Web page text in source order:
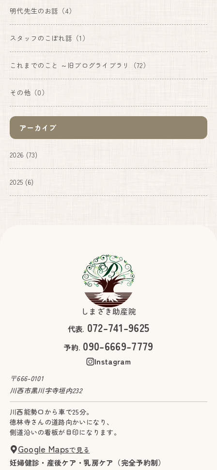
明代先生のお話 （4）
スタッフのこぼれ話 （1）
これまでのこと ～旧ブログライブラリ （72）
その他（0）
アーカイブ
2026 (73)
2025 (6)
しまざき助産院
代表. 072-741-9625
予約. 090-6669-7779
Instagram
〒666-0101
川西市黒川字寺垣内232
川西能勢口から車で25分。
徳林寺さんの道路向かいになり、
側道沿いの看板が目印になります。
Google Mapsで見る
妊婦健診・産後ケア・乳房ケア（完全予約制）